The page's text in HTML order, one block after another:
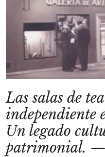
Las salas de
independiente
Un legado
patrimonial. —